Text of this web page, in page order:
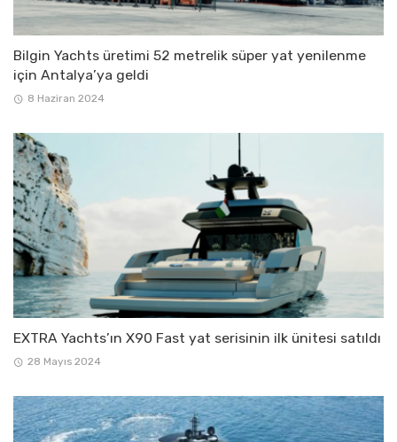
Bilgin Yachts üretimi 52 metrelik süper yat yenilenme
için Antalya’ya geldi
8 Haziran 2024
EXTRA Yachts’ın X90 Fast yat serisinin ilk ünitesi satıldı
28 Mayıs 2024